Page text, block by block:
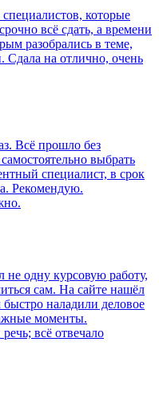
которые
всё сдать, а времени
разобрались в теме,
Сдала на отлично, очень
Всё прошло без
выбрать
специалист, в срок
Рекомендую.
одну курсовую работу,
сам. На сайте нашёл
наладили деловое
моменты.
всё отвечало